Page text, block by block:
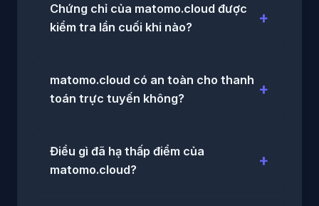
Chứng chỉ của matomo.cloud được
kiểm tra lần cuối khi nào?
matomo.cloud có an toàn cho thanh
toán trực tuyến không?
Điều gì đã hạ thấp điểm của
matomo.cloud?